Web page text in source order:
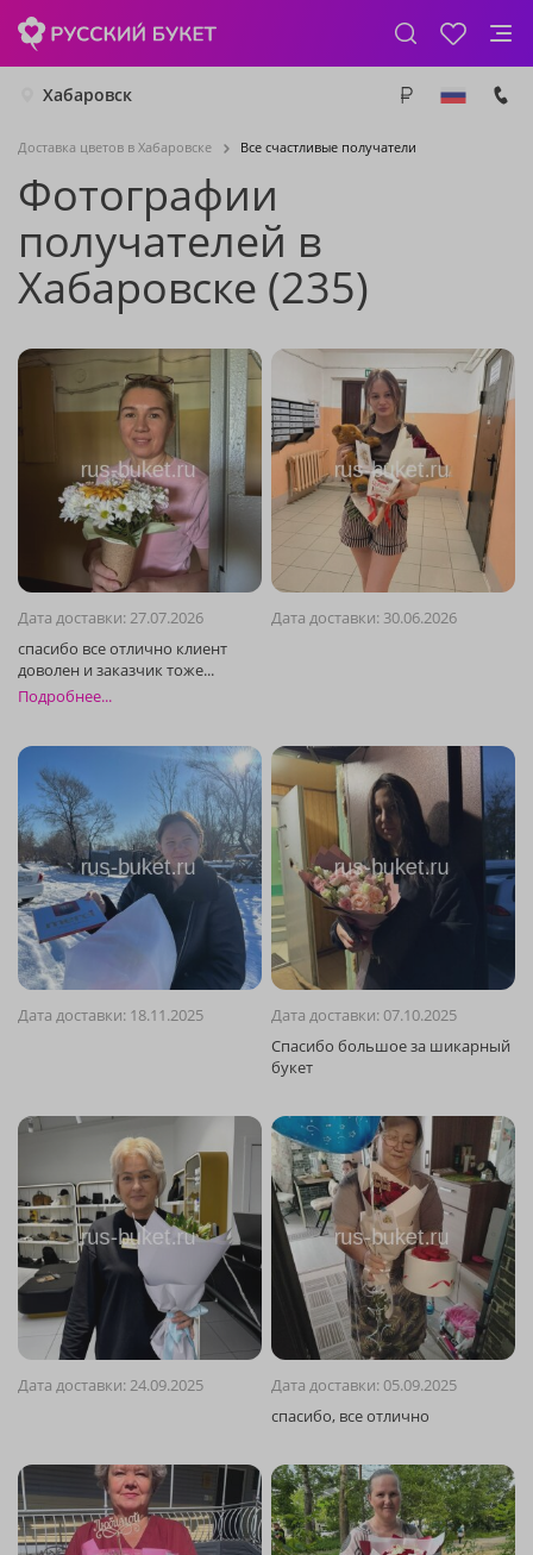
Хабаровск
Доставка цветов в Хабаровске Все счастливые получатели
Фотографии
получателей в
Хабаровске (235)
Дата доставки: 27.07.2026
Подробнее...
Дата доставки: 30.06.2026
Дата доставки: 18.11.2025 Дата доставки: 07.10.2025
Дата доставки: 24.09.2025 Дата доставки: 05.09.2025